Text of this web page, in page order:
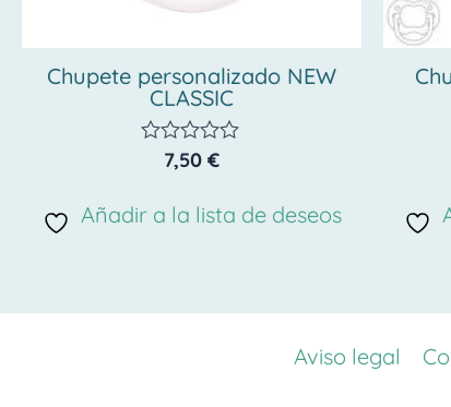
Chupete personalizado NEW
CLASSIC
Valorado
de
7,50 €
Añadir a la lista de deseos
Aviso legal